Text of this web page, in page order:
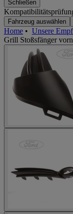
Schließen
Fahrzeug auswählen
Home • Unsere
Grill Stoßsfänger